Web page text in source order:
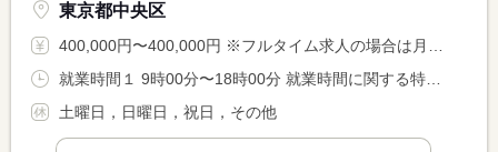
東京都中央区
400,000円〜400,000円 ※フルタイム求人の場合は月額（換算額）、パート求人の場合は時間額を表示しています。
土曜日，日曜日，祝日，その他